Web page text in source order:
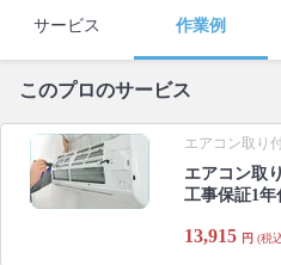
サービス 作業例
このプロのサービス
エアコン取り
エアコン取
工事保証1年
13,915 円 (税